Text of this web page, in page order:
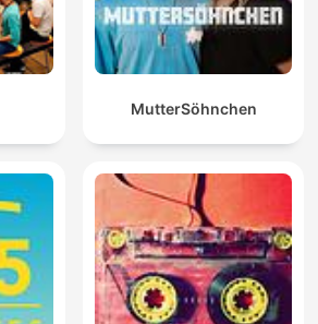
MutterSöhnchen